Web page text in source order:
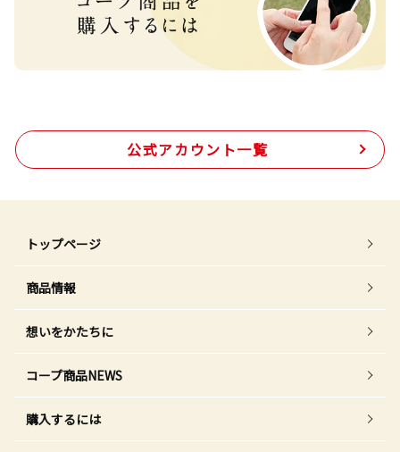
公式アカウント一覧
トップページ
商品情報
想いをかたちに
コープ商品NEWS
購入するには